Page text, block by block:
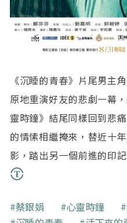
《沉睡的青春》片尾男主
原地重演好友的悲劇一幕
靈時鐘》結尾同樣回到悲
的情愫相繼掩來，替近十
影，踏出另一個前進的印
關鍵字
蔡銀娟 心靈時鐘